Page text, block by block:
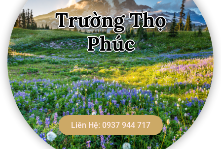
Trường Thọ
Phúc
Liên Hệ: 0937 944 717